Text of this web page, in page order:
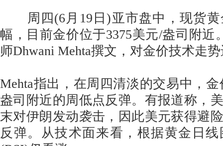
周四(6月19日)亚市盘中，现货黄
幅，目前金价位于3375美元/盎司附近
师Dhwani Mehta撰文，对金价技术走
Mehta指出，在周四清淡的交易中，
盎司附近的周低点反弹。有报道称，
末对伊朗发动袭击，因此美元获得避
反弹。从技术面来看，根据黄金日